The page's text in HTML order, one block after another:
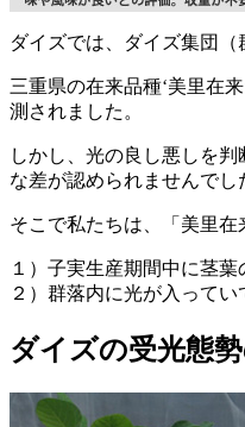
ダイズでは、ダイズ集団
三重県の在来品種‘美里在
測されました。
しかし、光の良し悪しを
な差が認められませんでし
そこで私たちは、 「美里
１）子実生産期間中に茎
２）群落内に光が入って
ダイズの受光態